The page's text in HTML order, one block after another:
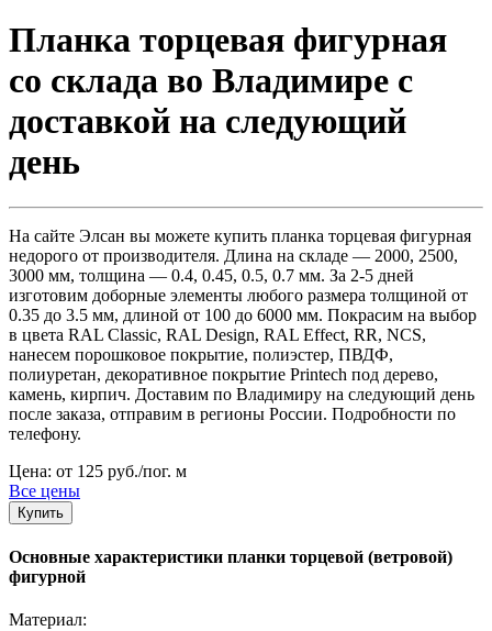
Планка торцевая фигурная
со склада во Владимире с
доставкой на следующий
день
На сайте Элсан вы можете купить планка торцевая фигурная
недорого от производителя. Длина на складе — 2000, 2500,
3000 мм, толщина — 0.4, 0.45, 0.5, 0.7 мм. За 2-5 дней
изготовим доборные элементы любого размера толщиной от
0.35 до 3.5 мм, длиной от 100 до 6000 мм. Покрасим на выбор
в цвета RAL Classic, RAL Design, RAL Effect, RR, NCS,
нанесем порошковое покрытие, полиэстер, ПВДФ,
полиуретан, декоративное покрытие Printech под дерево,
камень, кирпич. Доставим по Владимиру на следующий день
после заказа, отправим в регионы России. Подробности по
телефону.
Цена: от 125 руб./пог. м
Все цены
Купить
Основные характеристики планки торцевой (ветровой)
фигурной
Материал: